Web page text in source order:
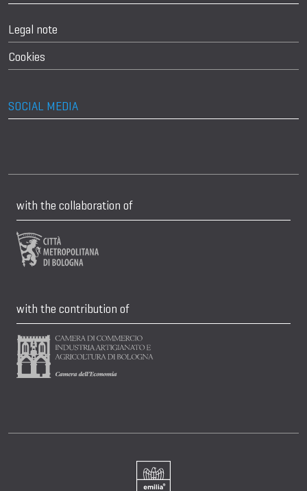
Legal note
Cookies
SOCIAL MEDIA
with the collaboration of
with the contribution of